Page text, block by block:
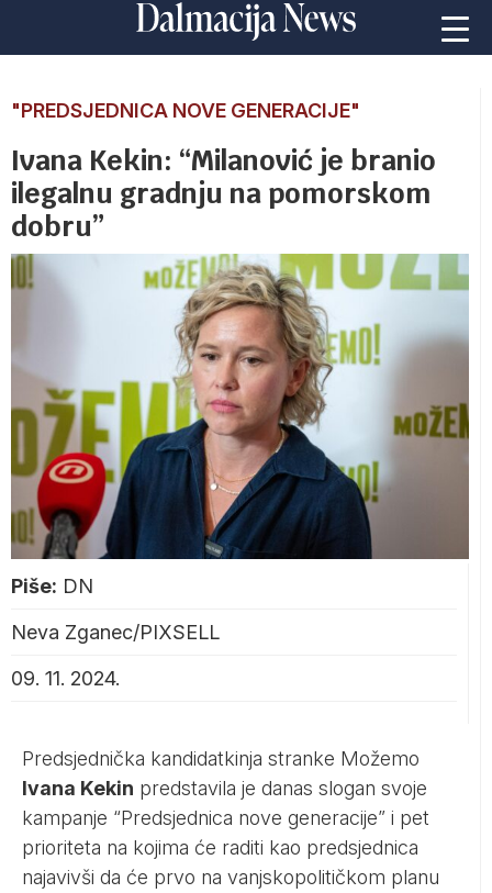
"PREDSJEDNICA NOVE GENERACIJE"
Ivana Kekin: “Milanović je branio
ilegalnu gradnju na pomorskom
dobru”
Piše: DN
Neva Zganec/PIXSELL
09. 11. 2024.
Predsjednička kandidatkinja stranke Možemo
Ivana Kekin predstavila je danas slogan svoje
kampanje “Predsjednica nove generacije” i pet
prioriteta na kojima će raditi kao predsjednica
najavivši da će prvo na vanjskopolitičkom planu